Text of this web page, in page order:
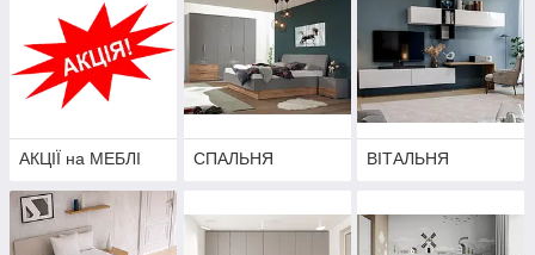
АКЦІЇ на МЕБЛІ СПАЛЬНЯ ВІТАЛЬНЯ